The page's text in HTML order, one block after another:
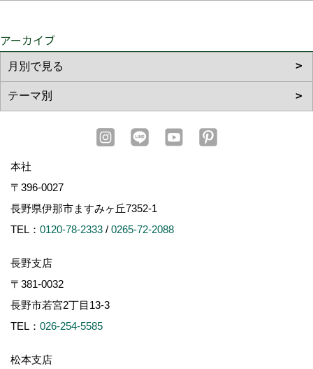
アーカイブ
本社
〒396-0027
長野県伊那市ますみヶ丘7352-1
TEL： 0120-78-2333 / 0265-72-2088
長野支店
〒381-0032
長野市若宮2丁目13-3
TEL： 026-254-5585
松本支店